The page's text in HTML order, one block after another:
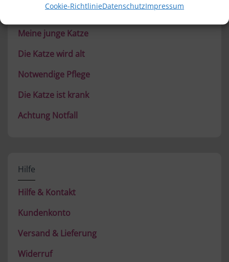
Cookie-RichtlinieDatenschutzImpressum
CatPerfect Themen
Meine junge Katze
Die Katze wird alt
Notwendige Pflege
Die Katze ist krank
Achtung Notfall
Hilfe
Hilfe & Kontakt
Kundenkonto
Versand & Lieferung
Widerruf